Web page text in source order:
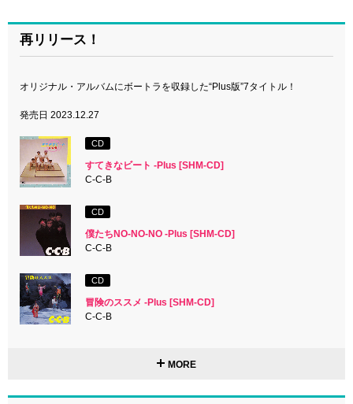
再リリース！
オリジナル・アルバムにボートラを収録した“Plus版”7タイトル！
発売日 2023.12.27
CD
すてきなビート -Plus [SHM-CD]
C-C-B
CD
僕たちNO-NO-NO -Plus [SHM-CD]
C-C-B
CD
冒険のススメ -Plus [SHM-CD]
C-C-B
MORE